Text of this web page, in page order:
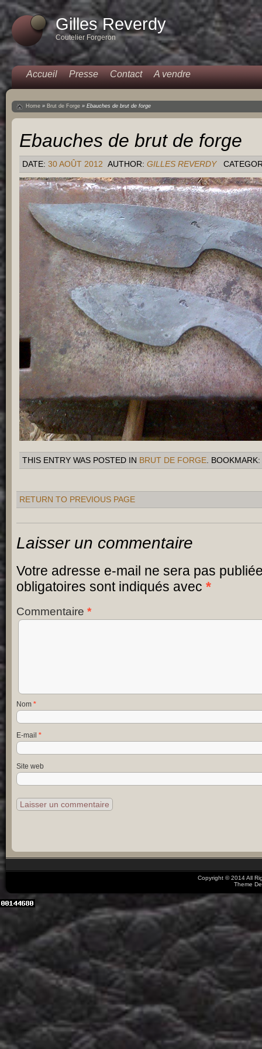
Gilles Reverdy
Coutelier Forgeron
Accueil Presse Contact A vendre
Home » Brut de Forge » Ebauches de brut de forge
Ebauches de brut de forge
DATE: 30 AOÛT 2012 AUTHOR: GILLES REVERDY
THIS ENTRY WAS POSTED IN BRUT DE FORGE . BOOKMARK:
RETURN TO PREVIOUS PAGE
Laisser un commentaire
Votre adresse e-mail ne sera pas
obligatoires sont indiqués avec *
Commentaire *
Nom *
E-mail *
Site web
Copyright © 2014 All
Theme